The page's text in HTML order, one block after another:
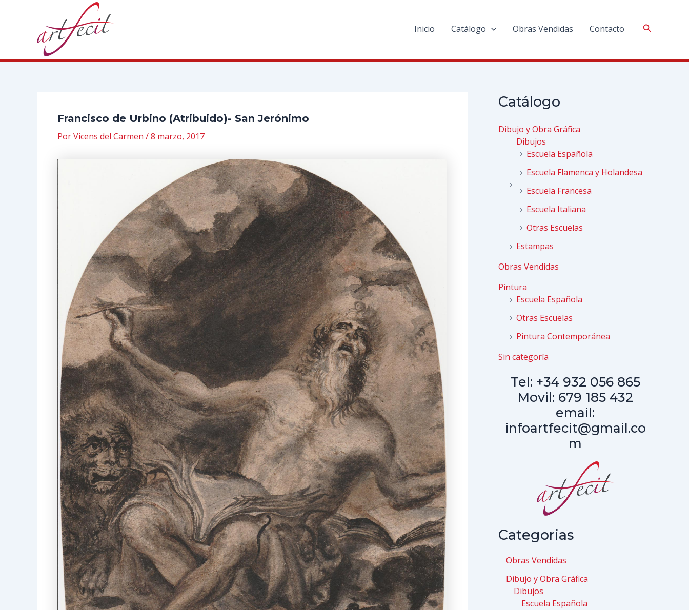
Inicio Catálogo Obras Vendidas Contacto
Francisco de Urbino (Atribuido)- San Jerónimo
PorVicens del Carmen /8 marzo, 2017
Catálogo
Dibujo y Obra Gráfica
Dibujos
Escuela Española
Escuela Flamenca y Holandesa
Escuela Francesa
Escuela Italiana
Otras Escuelas
Estampas
Obras Vendidas
Pintura
Escuela Española
Otras Escuelas
Pintura Contemporánea
Sin categoría
Tel: +34 932 056 865
Movil: 679 185 432
email:
infoartfecit@gmail.co
m
Categorias
Obras Vendidas
Dibujo y Obra Gráfica
Dibujos
Escuela Española